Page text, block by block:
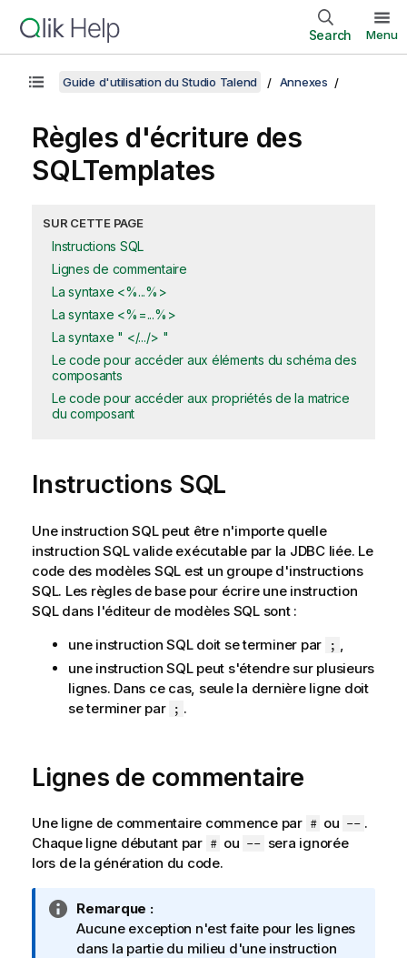
Search Menu
Guide d'utilisation du Studio Talend Annexes
Règles d'écriture des
SQLTemplates
SUR CETTE PAGE
Instructions SQL
Lignes de commentaire
La syntaxe <%...%>
La syntaxe <%=...%>
La syntaxe " </.../> "
Le code pour accéder aux éléments du schéma des
composants
Le code pour accéder aux propriétés de la matrice
du composant
Instructions SQL
Une instruction SQL peut être n'importe quelle
instruction SQL valide exécutable par la JDBC liée. Le
code des modèles SQL est un groupe d'instructions
SQL. Les règles de base pour écrire une instruction
SQL dans l'éditeur de modèles SQL sont :
une instruction SQL doit se terminer par
;
une instruction SQL peut s'étendre sur plusieurs
lignes. Dans ce cas, seule la dernière ligne doit
se terminer par ; .
Lignes de commentaire
Une ligne de commentaire commence par # ou -- .
Chaque ligne débutant par # ou -- sera ignorée
lors de la génération du code.
N
o
t
Remarque :
Aucune exception n'est faite pour les lignes
dans la partie du milieu d'une instruction